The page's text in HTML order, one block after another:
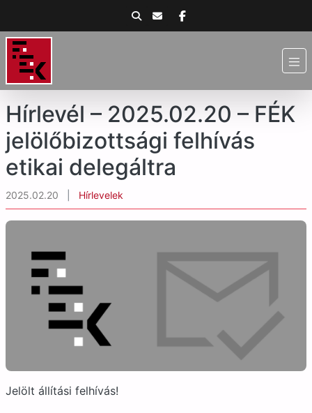
Hírlevél – 2025.02.20 – FÉK
jelölőbizottsági felhívás
etikai delegáltra
2025.02.20 Hírlevelek
Jelölt állítási felhívás!